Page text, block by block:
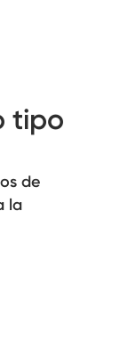
tipo
de
la